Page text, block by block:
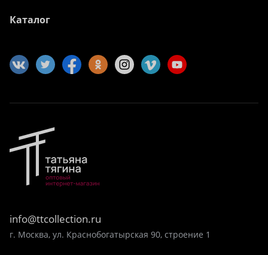
Каталог
info@ttcollection.ru
г. Москва, ул. Краснобогатырская 90, строение 1